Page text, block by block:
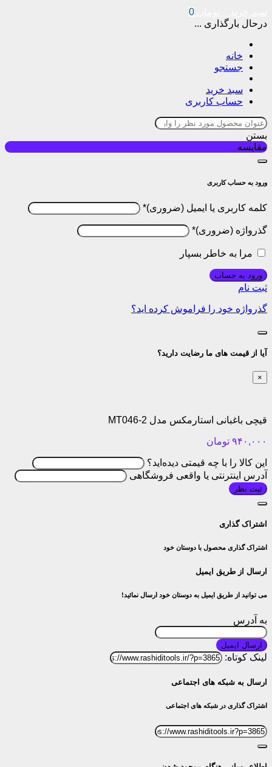
0
درحال بارگذاری ...
خانه
جستجو
سبد خرید
حساب کاربری
بستن
مقایسه
ورود به حساب کاربری
کلمه کاربری یا ایمیل *
گذرواژه *
مرا به خاطر بسپار
ورود به حساب
ثبت نام
گذرواژه خود را فراموش کرده اید؟
آیا از قیمت های ما رضایت دارید؟
×
قیچی باغبانی استارمکس مدل MT046-2
۹۴۰,۰۰۰ تومان
این کالا را با چه قیمتی دیده‌اید؟
آدرس اینترنتی یا واقعی فروشگاهی
ثبت نظر
اشتراک گذاری
اشتراک گذاری محصول با دوستان خود
ارسال از طریق ایمیل
می توانید از طریق ایمیل به دوستان خود ارسال نمائید!
به آدرس
ارسال ایمیل
لینک کوتاه:
ارسال به شبکه های اجتماعی
اشتراک گذاری در شبکه های اجتماعی